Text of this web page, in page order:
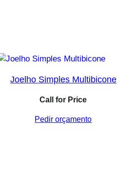
Joelho Simples Multibicone
Call for Price
Pedir orçamento